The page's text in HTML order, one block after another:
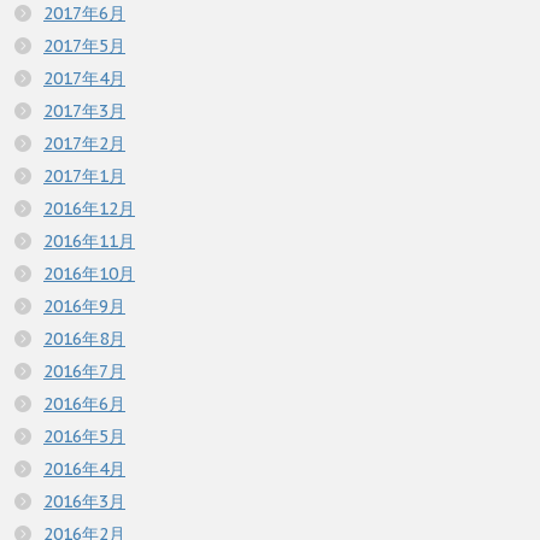
2017年6月
2017年5月
2017年4月
2017年3月
2017年2月
2017年1月
2016年12月
2016年11月
2016年10月
2016年9月
2016年8月
2016年7月
2016年6月
2016年5月
2016年4月
2016年3月
2016年2月